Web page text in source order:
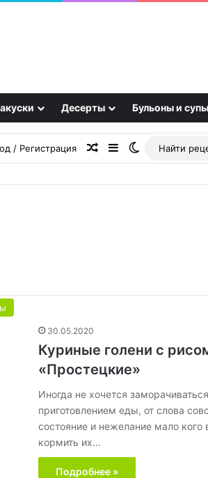
Десерты Бульоны и супы
/ Регистрация Случайная статья
SidebarSwitch skin
30.05.2020
Куриные голени с
«Простецкие»
Иногда не хочется
приготовлением еды, от слова
состояние и нежелание мало кого
кормить их…
Подробнее »
а не себя: вот
есть при
доктор
сала20.09.2025
«Целый вагон